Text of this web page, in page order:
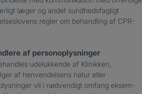
læger og andet sundhedsfagligt
regler om behandling af CPR-
af personoplysninger
udelukkende af Klinikken,
af henvendelsens natur eller
vil i nødvendigt omfang eksem-